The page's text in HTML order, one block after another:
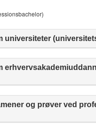
universiteter
og prøver ved